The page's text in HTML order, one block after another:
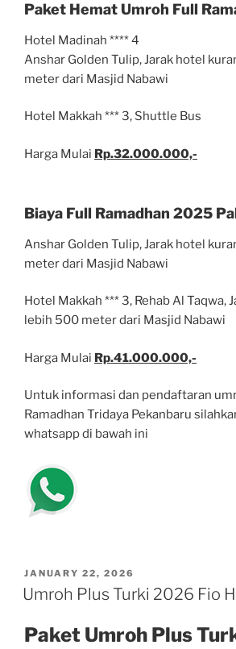
Paket Hemat Umroh Full
Hotel Madinah **** 4
Anshar Golden Tulip, Jarak hotel
meter dari Masjid Nabawi
Hotel Makkah *** 3, Shuttle Bus
Harga Mulai Rp.32.000.000,-
Biaya Full Ramadhan 2025
Anshar Golden Tulip, Jarak hotel
meter dari Masjid Nabawi
Hotel Makkah *** 3, Rehab Al Taqwa,
lebih 500 meter dari Masjid Nabawi
Harga Mulai Rp.41.000.000,-
Untuk informasi dan pendaftaran
Ramadhan Tridaya Pekanbaru
whatsapp di bawah ini
POSTED
ON
JANUARY 22, 2026
Umroh Plus Turki 2026 Fio
Paket Umroh Plus